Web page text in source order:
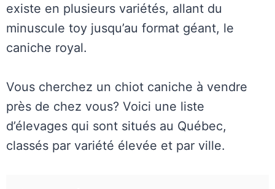
existe en plusieurs variétés, allant du
minuscule toy jusqu’au format géant, le
caniche royal.
Vous cherchez un chiot caniche à vendre
près de chez vous? Voici une liste
d’élevages qui sont situés au Québec,
classés par variété élevée et par ville.